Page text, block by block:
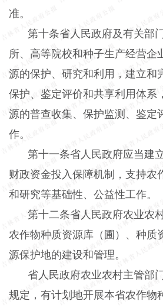
准。
第十条省人民政府及有关部
所、高等院校和种子生产经营企
源的保护、研究和利用，建立和
保护、鉴定评价和共享利用体系
源的普查收集、保护监测、鉴定
作。
第十一条省人民政府应当建
财政资金投入保障机制，支持农
和研究等基础性、公益性工作。
第十二条省人民政府农业农
农作物种质资源库（圃）、种质
源保护地的建设和管理。
省人民政府农业农村主管部
规定，有计划地开展本省农作物